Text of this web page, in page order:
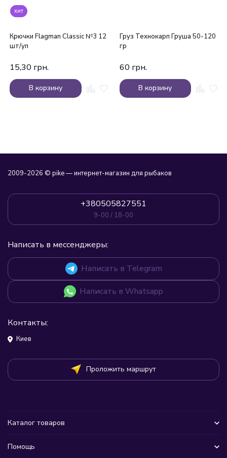
хит
Крючки Flagman Classic №3 12
шт/уп
15,30 грн.
В корзину
Груз Технокарп Груша 50-120
гр
60 грн.
В корзину
2009-2026 © pike — интернет-магазин для рыбаков
+380505827551
9-00 / 18-00
Написать в мессенджеры:
Написать в Telegram
Написать в Whatsapp
Контакты:
Киев
Проложить маршрут
Каталог товаров
Помощь